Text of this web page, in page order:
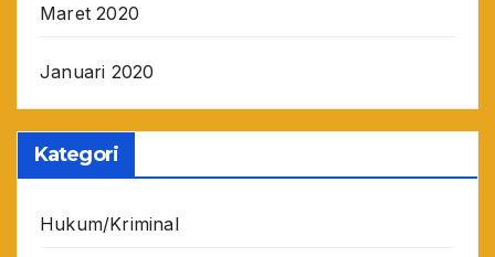
Maret 2020
Januari 2020
Kategori
Hukum/Kriminal